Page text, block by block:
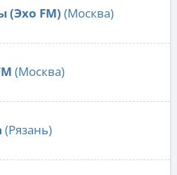
(Эхо FM) (Москва)
(Москва)
(Рязань)